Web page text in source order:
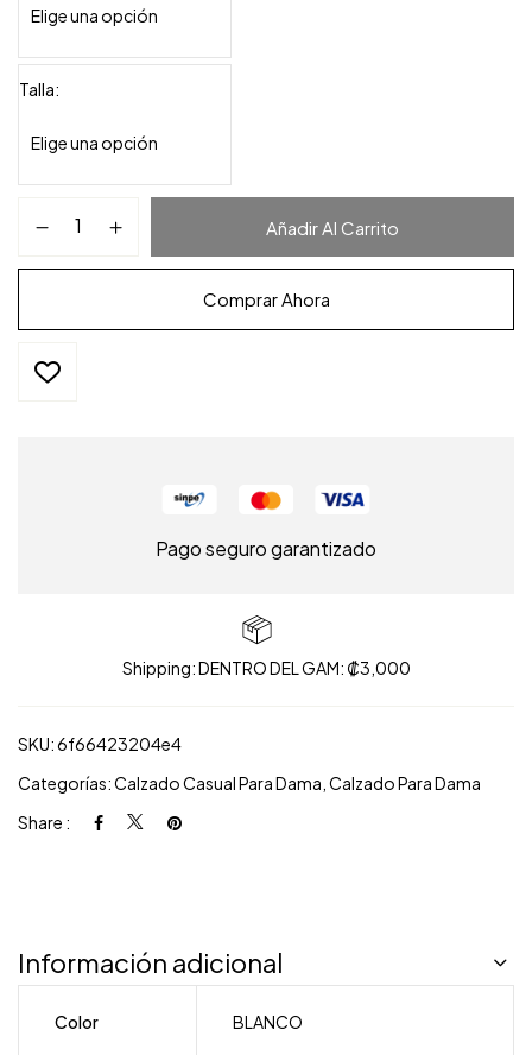
Talla
Añadir Al Carrito
Comprar Ahora
Pago seguro garantizado
Shipping: DENTRO DEL GAM: ₡3,000
SKU:6f66423204e4
Categorías:Calzado Casual Para Dama Calzado Para Dama
Share :
Información adicional
Color BLANCO